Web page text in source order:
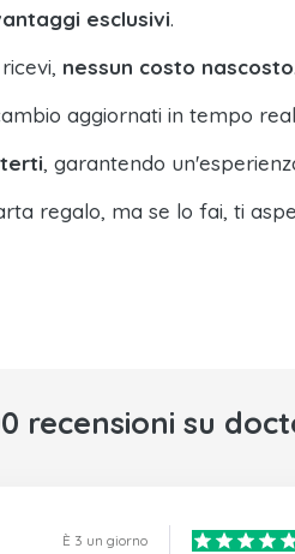
esclusivi.
nessun costo nascosto.
aggiornati in tempo
, garantendo
regalo, ma se lo fai, ti
recensioni su
È 3 un giorno